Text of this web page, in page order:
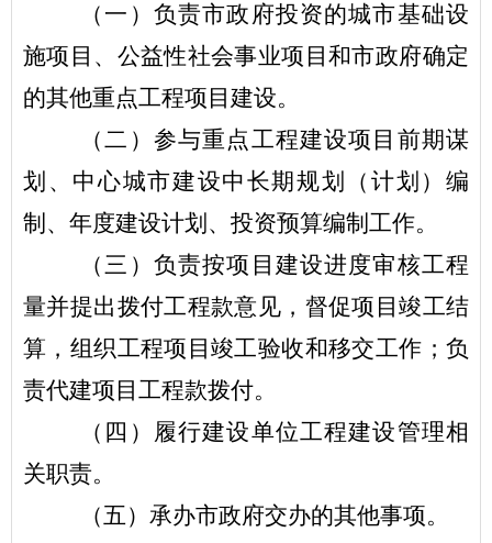
（一）负责市政府投资的城市基础设
施项目、公益性社会事业项目和市政府确定
的其他重点工程项目建设。
（二）参与重点工程建设项目前期谋
划、中心城市建设中长期规划（计划）编
制、年度建设计划、投资预算编制工作。
（三）负责按项目建设进度审核工程
量并提出拨付工程款意见，督促项目竣工结
算，组织工程项目竣工验收和移交工作；负
责代建项目工程款拨付。
（四）履行建设单位工程建设管理相
关职责。
（五）承办市政府交办的其他事项。